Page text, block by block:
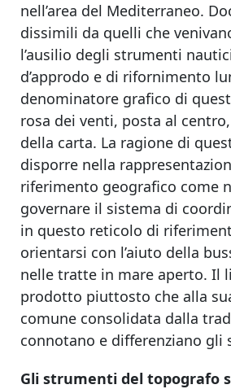
nell’area del Mediterraneo.
dissimili da quelli che
l’ausilio degli strumenti
d’approdo e di rifornimento
denominatore grafico di
rosa dei venti, posta al
della carta. La ragione di
disporre nella
riferimento geografico come
governare il sistema di
in questo reticolo di
orientarsi con l’aiuto della
nelle tratte in mare aperto. Il
prodotto piuttosto che alla
comune consolidata dalla
connotano e differenziano gli
Gli strumenti del topografo